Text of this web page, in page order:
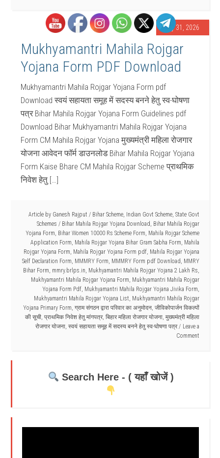
July 31, 2026
Mukhyamantri Mahila Rojgar
Yojana Form PDF Download
Mukhyamantri Mahila Rojgar Yojana Form pdf
Download स्वयं सहायता समूह में सदस्य बनने हेतु स्व-घोषणा
पत्र Bihar Mahila Rojgar Yojana Form Guidelines pdf
Download Bihar Mukhyamantri Mahila Rojgar Yojana
Form CM Mahila Rojgar Yojana मुख्यमंत्री महिला रोजगार
योजना आवेदन फॉर्म डाउनलोड Bihar Mahila Rojgar Yojana
Form Kaise Bhare CM Mahila Rojgar Scheme प्राथमिक
निवेश हेतु […]
Article by Ganesh Rajput / Bihar Scheme, Indian Govt Scheme, State Govt
Schemes / Bihar Mahila Rojgar Yojana Download, Bihar Mahila Rojgar
Yojana Form, Bihar Women 10000 Rs Scheme Form, Mahila Rojgar Scheme
Application Form, Mahila Rojgar Yojana Bihar Gram Sabha Form, Mahila
Rojgar Yojana Form, Mahila Rojgar Yojana Form pdf, Mahila Rojgar Yojana
Self Declaration Form, MMMRY Form, MMMRY Form pdf Download, MMRY
Bihar Form, mmry.brlps.in, Mukhyamantri Mahila Rojgar Yojana 2 Lakh Rs,
Mukhyamantri Mahila Rojgar Yojana Form, Mukhyamantri Mahila Rojgar
Yojana Form Pdf, Mukhyamantri Mahila Rojgar Yojana Jivika Form,
Mukhyamantri Mahila Rojgar Yojana List, Mukhyamantri Mahila Rojgar
Yojana Primary Form, ग्राम संगठन द्वारा परिवार का अनुमोदन, जीविकोपार्जन विकल्पों
की सूची, प्राथमिक निवेश हेतु मांगपत्र, बिहार महिला रोजगार योजना, मुख्यमंत्री महिला
रोजगार योजना, स्वयं सहायता समूह में सदस्य बनने हेतु स्व-घोषणा पत्र
Leave a
Comment
Search Here - ( यहाँ खोजें )